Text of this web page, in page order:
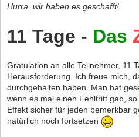
Hurra, wir haben es geschafft!
11 Tage - Das
Gratulation an alle Teilnehmer, 11
Herausforderung. Ich freue mich,
durchgehalten haben. Man hat
wenn es mal einen Fehltritt gab,
Effekt sicher für jeden bemerkbar
natürlich noch fortsetzen